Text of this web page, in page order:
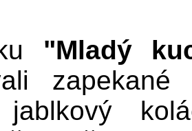
"Mladý
jablkový